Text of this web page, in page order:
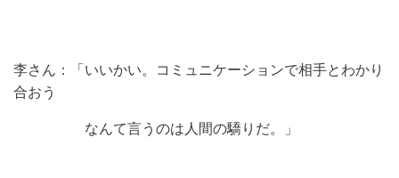
李さん：「いいかい。コミュニケーションで相手とわかり
合おう
なんて言うのは人間の驕りだ。」